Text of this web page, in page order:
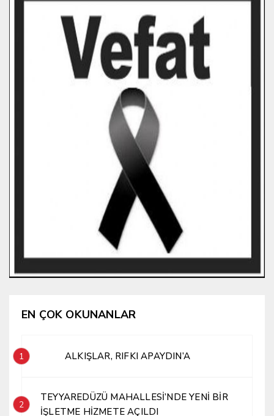
EN ÇOK OKUNANLAR
1 ALKIŞLAR, RIFKI APAYDIN’A
2
TEYYAREDÜZÜ MAHALLESİ’NDE YENİ BİR
İŞLETME HİZMETE AÇILDI